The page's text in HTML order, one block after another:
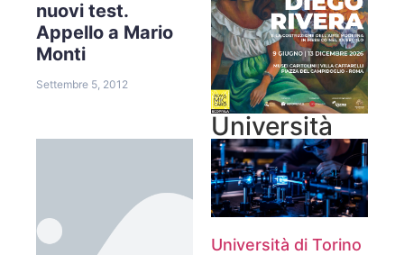
nuovi test.
Appello a Mario
Monti
Settembre 5, 2012
Università
Università di Torino